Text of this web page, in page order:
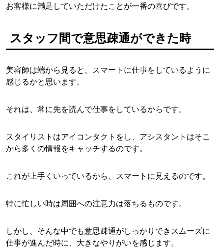
お客様に満足していただけたことが一番の喜びです。
スタッフ間で意思疎通ができた時
美容師は端から見ると、スマートに仕事をしているように
感じるかと思います。
それは、常に先を読んで仕事をしているからです。
スタイリストはアイコンタクトをし、アシスタントはそこ
から多くの情報をキャッチするのです。
これが上手くいっているから、スマートに見えるのです。
特に忙しい時は周囲への注意力は落ちるものです。
しかし、そんな中でも意思疎通がしっかりできスムーズに
仕事が進んだ時に、大きなやりがいを感じます。